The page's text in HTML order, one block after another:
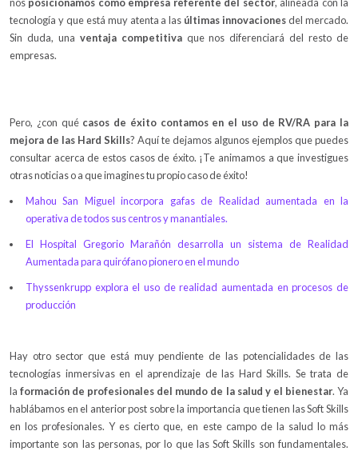
tecnología y que está muy atenta a las últimas innovacionesdel mercado.
Sin duda, una ventaja competitivaque nos diferenciará del resto de
empresas.
Pero, ¿con qué casos de éxito contamos en el uso de RV/RA para la
mejora de las Hard Skills? Aquí te dejamos algunos ejemplos que puedes
consultar acerca de estos casos de éxito. ¡Te animamos a que investigues
otras noticias o a que imagines tu propio caso de éxito!
Mahou San Miguel incorpora gafas de Realidad aumentada en la
operativa de todos sus centros y manantiales.
El Hospital Gregorio Marañón desarrolla un sistema de Realidad
Aumentada para quirófano pionero en el mundo
Thyssenkrupp explora el uso de realidad aumentada en procesos de
producción
Hay otro sector que está muy pendiente de las potencialidades de las
tecnologías inmersivas en el aprendizaje de las Hard Skills. Se trata de
la formación de profesionales del mundo de la salud y el bienestar. Ya
hablábamos en el anterior post sobre la importancia que tienen las Soft Skills
en los profesionales. Y es cierto que, en este campo de la salud lo más
importante son las personas, por lo que las Soft Skills son fundamentales.